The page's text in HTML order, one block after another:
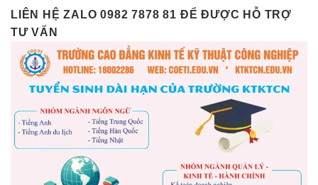
LIÊN HỆ ZALO 0982 7878 81 ĐỂ ĐƯỢC HỖ TRỢ
TƯ VẤN